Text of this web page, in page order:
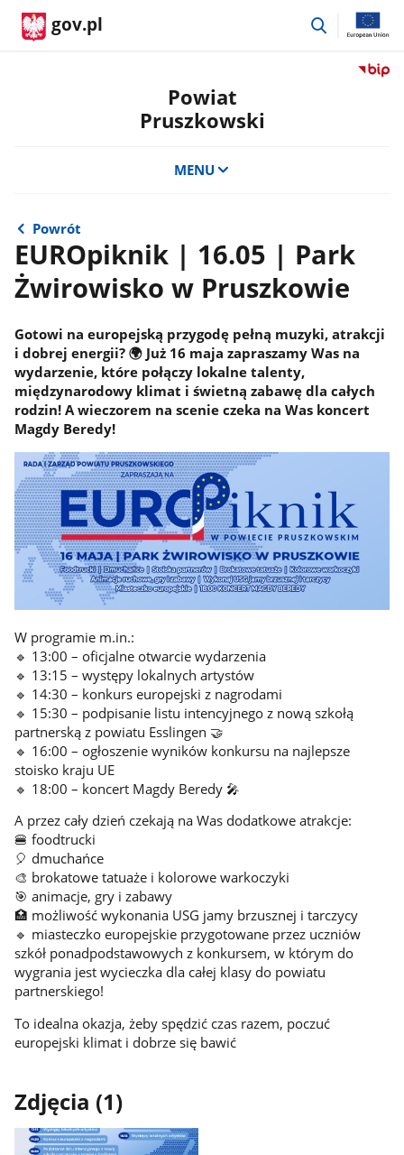
gov.pl
przejdź
Przejdź
Powiat
Pruszkowski
MENU
Powrót
EUROpiknik | 16.05 | Park
Żwirowisko w Pruszkowie
Gotowi na europejską przygodę pełną muzyki, atrakcji
i dobrej energii? 🌍 Już 16 maja zapraszamy Was na
wydarzenie, które połączy lokalne talenty,
międzynarodowy klimat i świetną zabawę dla całych
rodzin! A wieczorem na scenie czeka na Was koncert
Magdy Beredy!
W programie m.in.:
🔹 13:00 – oficjalne otwarcie wydarzenia
🔹 13:15 – występy lokalnych artystów
🔹 14:30 – konkurs europejski z nagrodami
🔹 15:30 – podpisanie listu intencyjnego z nową szkołą
partnerską z powiatu Esslingen 🤝
🔹 16:00 – ogłoszenie wyników konkursu na najlepsze
stoisko kraju UE
🔹 18:00 – koncert Magdy Beredy 🎤
A przez cały dzień czekają na Was dodatkowe atrakcje:
🍔 foodtrucki
🎈 dmuchańce
🎨 brokatowe tatuaże i kolorowe warkoczyki
🎯 animacje, gry i zabawy
🏥 możliwość wykonania USG jamy brzusznej i tarczycy
🔹 miasteczko europejskie przygotowane przez uczniów
szkół ponadpodstawowych z konkursem, w którym do
wygrania jest wycieczka dla całej klasy do powiatu
partnerskiego!
To idealna okazja, żeby spędzić czas razem, poczuć
europejski klimat i dobrze się bawić
Zdjęcia (1)